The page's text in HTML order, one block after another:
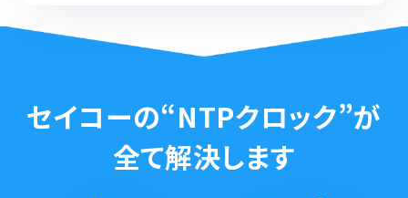
セイコーの“NTPクロック”が
全て解決します